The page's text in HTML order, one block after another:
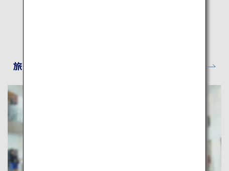
旅CUBE│経路検索・旅行プランニング